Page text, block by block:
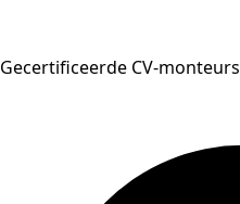
Gecertificeerde CV-monteurs